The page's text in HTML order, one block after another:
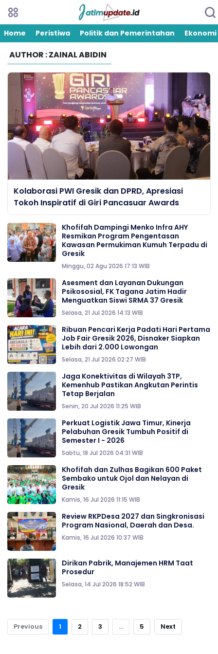
Home Peristiwa Politik dan Pemerintahan Ekonomi
AUTHOR : ZAINAL ABIDIN
Kolaborasi PWI Gresik dan DPRD, Apresiasi
Tokoh Inspiratif di Giri Pancasuar Awards
Khofifah Dampingi Menko Infra AHY
Resmikan Program Pengentasan
Kawasan Permukiman Kumuh Terpadu di
Gresik
Minggu, 02 Agu 2026 17:13 WIB
Asesment dan Layanan Dukungan
Psikososial, FK Tagana Jatim Hadir
Menguatkan Siswi SRMA 37 Gresik
Selasa, 21 Jul 2026 14:13 WIB
Ribuan Pencari Kerja Padati Hari Pertama
Job Fair Gresik 2026, Disnaker Siapkan
Lebih dari 2.000 Lowongan
Selasa, 21 Jul 2026 02:27 WIB
Jaga Konektivitas di Wilayah 3TP,
Kemenhub Pastikan Angkutan Perintis
Tetap Berjalan
Senin, 20 Jul 2026 11:25 WIB
Perkuat Logistik Jawa Timur, Kinerja
Pelabuhan Gresik Tumbuh Positif di
Semester I - 2026
Sabtu, 18 Jul 2026 04:31 WIB
Khofifah dan Zulhas Bagikan 600 Paket
Sembako untuk Ojol dan Nelayan di
Gresik
Kamis, 16 Jul 2026 11:15 WIB
Review RKPDesa 2027 dan Singkronisasi
Program Nasional, Daerah dan Desa.
Kamis, 16 Jul 2026 10:37 WIB
Dirikan Pabrik, Manajemen HRM Taat
Prosedur
Selasa, 14 Jul 2026 18:52 WIB
Previous 1 2 3 ... 5 Next